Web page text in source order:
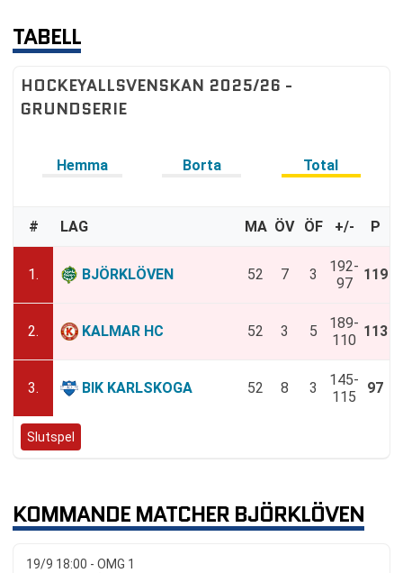
TABELL
HOCKEYALLSVENSKAN 2025/26 -
GRUNDSERIE
Hemma Borta Total
# LAG MA ÖV ÖF +/- P
1. BJÖRKLÖVEN 52 7 3
192-
97
119
2. KALMAR HC 52 3 5
189-
110
113
3. BIK KARLSKOGA 52 8 3
145-
115
97
Slutspel
KOMMANDE MATCHER BJÖRKLÖVEN
19/9 18:00 - OMG 1